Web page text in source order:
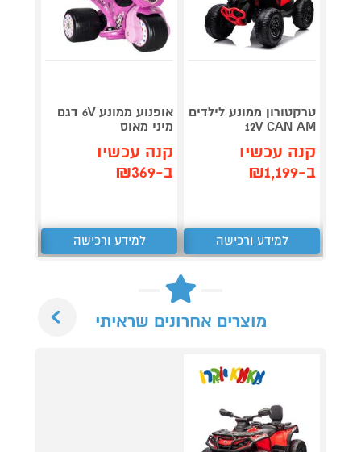
טרקטורון ממונע לילדים
12V CAN AM
קנה עכשיו
ב-₪1,199
למידע ורכישה
אופנוע ממונע 6V דגם
מיני מאוס
קנה עכשיו
ב-₪369
למידע ורכישה
מוצרים אחרונים שראיתי